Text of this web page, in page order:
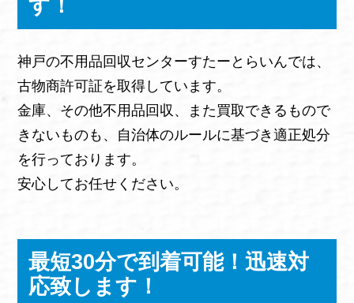
す！
神戸の不用品回収センターすたーとらいんでは、
古物商許可証を取得しています。
金庫、その他不用品回収、また買取できるもので
きないものも、自治体のルールに基づき適正処分
を行っております。
安心してお任せください。
最短30分で到着可能！迅速対
応致します！